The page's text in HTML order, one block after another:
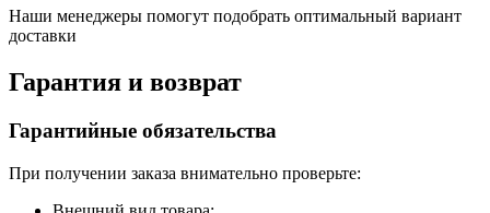
Наши менеджеры помогут подобрать оптимальный вариант
доставки
Гарантия и возврат
Гарантийные обязательства
При получении заказа внимательно проверьте: